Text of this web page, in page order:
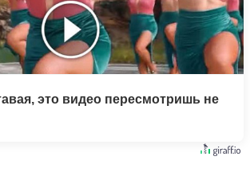
это видео пересмотришь не